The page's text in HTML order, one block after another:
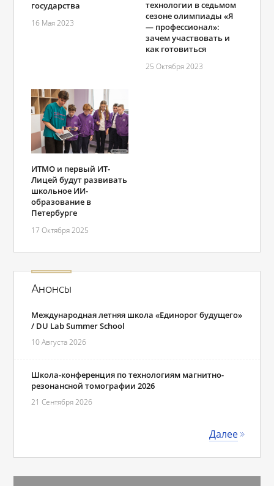
государства
16 Мая 2023
технологии в седьмом
сезоне олимпиады «Я
― профессионал»:
зачем участвовать и
как готовиться
25 Октября 2023
ИТМО и первый ИТ-
Лицей будут развивать
школьное ИИ-
образование в
Петербурге
17 Октября 2025
Анонсы
Международная летняя школа «Единорог будущего»
/ DU Lab Summer School
10 Августа 2026
Школа-конференция по технологиям магнитно-
резонансной томографии 2026
21 Сентября 2026
Далее